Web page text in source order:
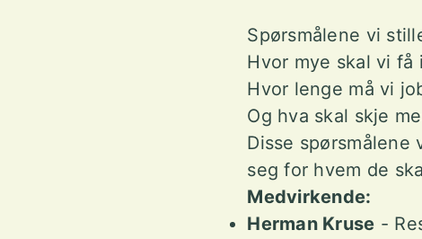
Spørsmålene vi
Hvor mye skal vi få
Hvor lenge må vi
Og hva skal skje
Disse
seg for hvem de
Medvirkende:
Herman Kruse -